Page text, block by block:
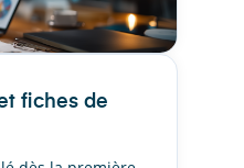
fiches de